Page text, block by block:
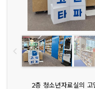
2층 청소년자료실의